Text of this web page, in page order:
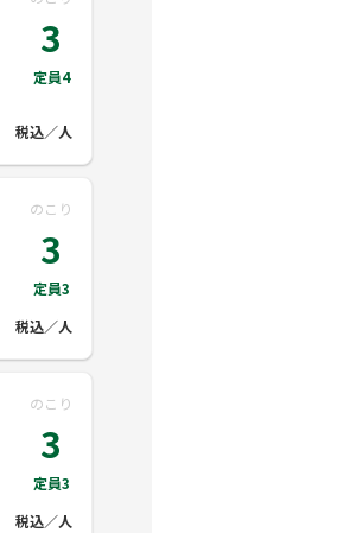
3
定員4
税込／人
のこり
3
定員3
税込／人
のこり
3
定員3
税込／人